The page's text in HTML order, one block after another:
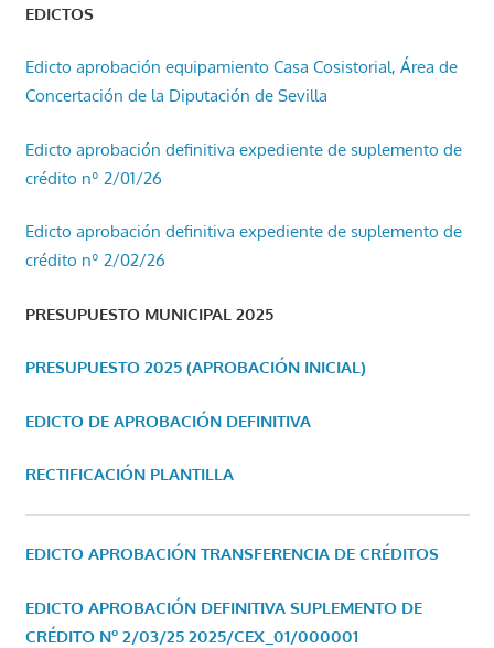
EDICTOS
Edicto aprobación equipamiento Casa Cosistorial, Área de
Concertación de la Diputación de Sevilla
Edicto aprobación definitiva expediente de suplemento de
crédito nº 2/01/26
Edicto aprobación definitiva expediente de suplemento de
crédito nº 2/02/26
PRESUPUESTO MUNICIPAL 2025
PRESUPUESTO 2025 (APROBACIÓN INICIAL)
EDICTO DE APROBACIÓN DEFINITIVA
RECTIFICACIÓN PLANTILLA
EDICTO APROBACIÓN TRANSFERENCIA DE CRÉDITOS
EDICTO APROBACIÓN DEFINITIVA SUPLEMENTO DE
CRÉDITO Nº 2/03/25 2025/CEX_01/000001